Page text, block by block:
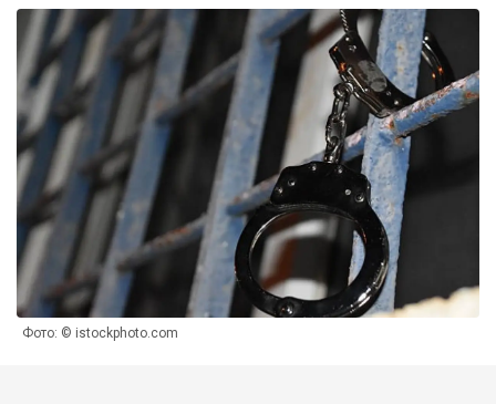
Фото: © istockphoto.com